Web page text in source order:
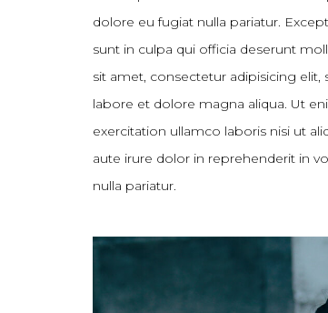
dolore eu fugiat nulla pariatur.
sunt in culpa qui officia deserunt
sit amet, consectetur adipisicing
labore et dolore magna aliqua. Ut
exercitation ullamco laboris nisi ut
aute irure dolor in reprehenderit in
nulla pariatur.